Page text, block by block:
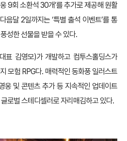
웅 9회 소환석 30개’를 추가로 제공해 원활
음달 2일까지는 ‘특별 출석 이벤트’를 통
성한 선물을 받을 수 있다.
표 김영모)가 개발하고 컴투스홀딩스가
모험 RPG다. 매력적인 동화풍 일러스트
웅 및 콘텐츠 추가 등 지속적인 업데이트
로벌 스테디셀러로 자리매김하고 있다.